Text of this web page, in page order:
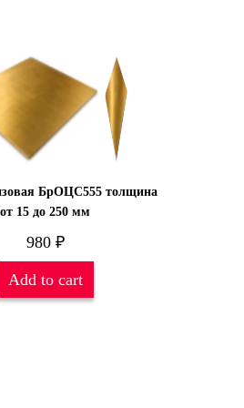
БрОЦС555 толщина
от 15 до 250 мм
980 ₽
Add to cart